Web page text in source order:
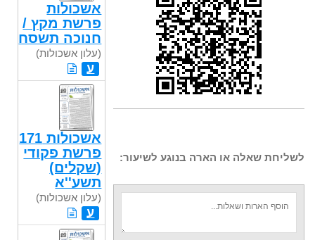
לשליחת שאלה או הארה בנוגע לשיעור:
אשכולות
פרשת מקץ /
חנוכה תשסח
(עלון אשכולות)
ע
אשכולות 171
פרשת פקודי
(שקלים)
תשע''א
(עלון אשכולות)
ע